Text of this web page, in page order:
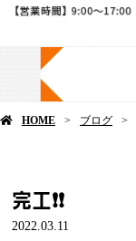
HOME ブログ
完工❗️❗️
2022.03.11